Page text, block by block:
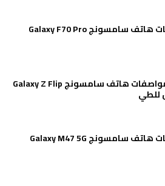
مواصفات هاتف سامسونج Galaxy F70 Pro
جميع مواصفات هاتف سامسونج Galaxy Z Flip
مواصفات هاتف سامسونج Galaxy M47 5G